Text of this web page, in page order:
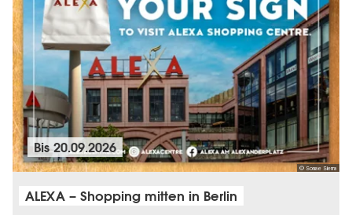
© Sonae Sierra
Bis20.09.2026
ALEXA – Shopping mitten in Berlin